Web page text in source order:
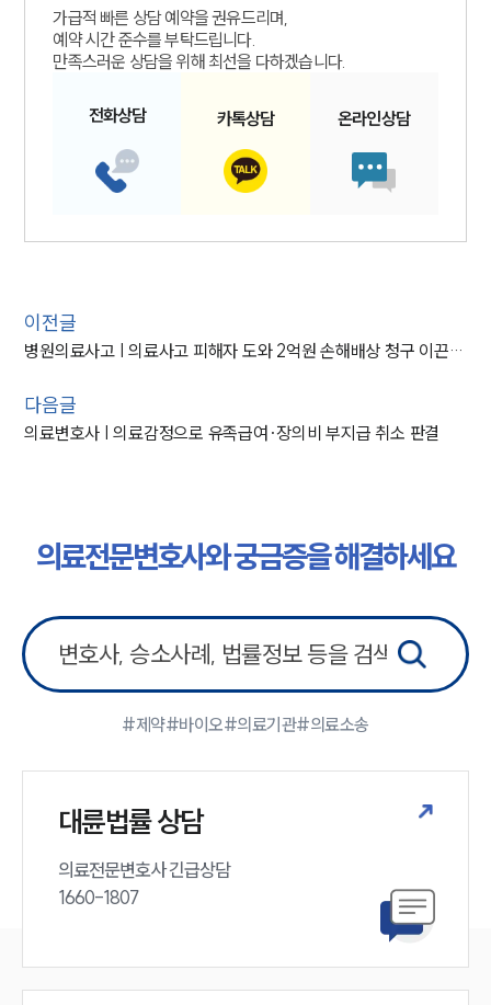
가급적 빠른 상담 예약을 권유드리며,
예약 시간 준수를 부탁드립니다.
만족스러운 상담을 위해 최선을 다하겠습니다.
전화상담 카톡상담 온라인상담
이전글
병원의료사고 | 의료사고 피해자 도와 2억원 손해배상 청구 이끈 사례
다음글
의료변호사 | 의료감정으로 유족급여·장의비 부지급 취소 판결
의료전문변호사와 궁금증을 해결하세요
#제약#바이오#의료기관#의료소송
대륜법률 상담
의료전문변호사 긴급상담
1660-1807